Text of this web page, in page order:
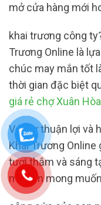
mở cửa hàng mới
khai trương công
Trương Online là
chúc may mắn tốt
thời gian đặc biệt
giá rẻ chợ Xuân
Với sự thuận lợi và
Khai Trương
tươi thắm và sáng
mà bạn mong